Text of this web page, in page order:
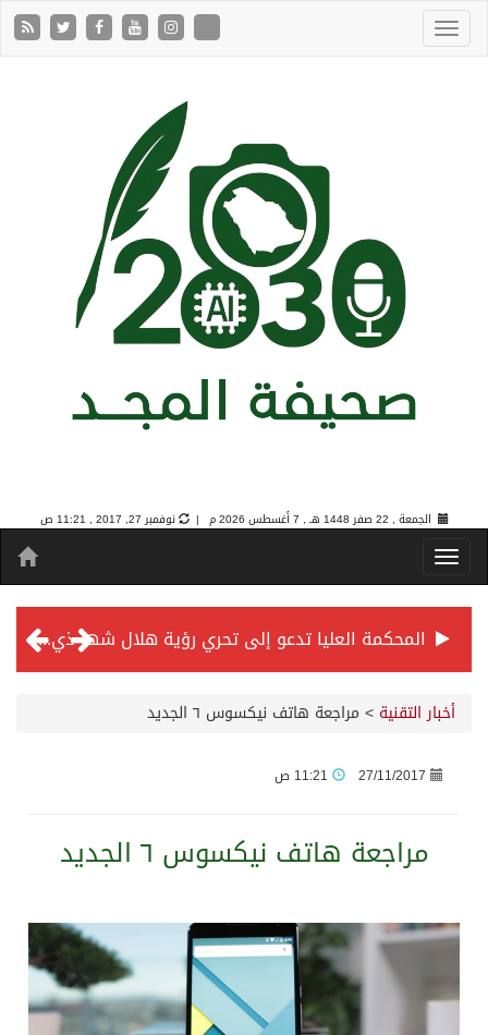
الجمعة , 22 صفر 1448 هـ , 7 أغسطس 2026 م | نوفمبر 27, 2017 , 11:21 ص
المحكمة العليا تدعو إلى تحري رؤية هلال شهر ذي الحجة مساء يوم الأحد الثلاثين من شهر ذي القعدة -حسب تقويم أم القرى- التاسع والعشرين حسب قرار المحكمة العليا
سمو ولي العهد يرأس جلسة مجلس الوزراء في جدة
أخبار التقنية > مراجعة هاتف نيكسوس ٦ الجديد
27/11/2017
مراجعة هاتف نيكسوس ٦ الجديد